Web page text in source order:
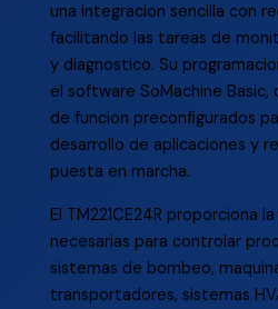
una integracion sencilla con
facilitando las tareas de
y diagnostico. Su
el software SoMachine
de funcion preconfigurados
desarrollo de aplicaciones y
puesta en marcha.
El TM221CE24R proporciona
necesarias para controlar
sistemas de bombeo,
transportadores, sistemas